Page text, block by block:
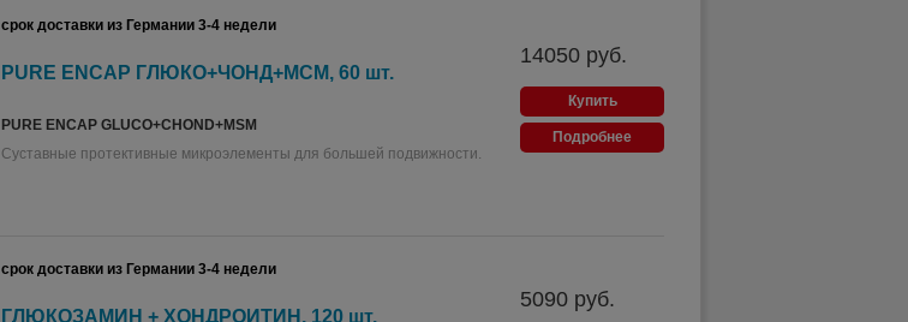
срок доставки из Германии 3-4 недели
PURE ENCAP ГЛЮКО+ЧОНД+МСМ, 60 шт.
PURE ENCAP GLUCO+CHOND+MSM
Суставные протективные микроэлементы для большей подвижности.
14050 руб.
Купить
Подробнее
срок доставки из Германии 3-4 недели
ГЛЮКОЗАМИН + ХОНДРОИТИН, 120 шт.
5090 руб.